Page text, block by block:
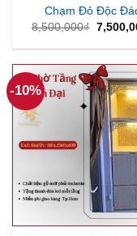
Chạm Đỏ Độc
8,500,000₫ Giá
là:
-10%